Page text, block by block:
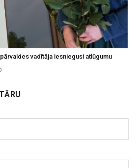
vadītāja iesniegusi atlūgumu